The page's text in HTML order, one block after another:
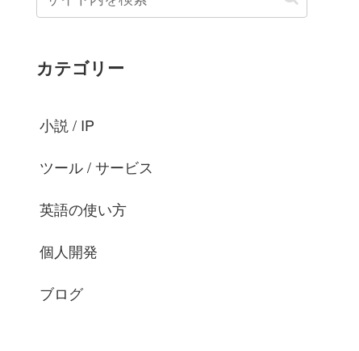
カテゴリー
小説 / IP
ツール / サービス
英語の使い方
個人開発
ブログ